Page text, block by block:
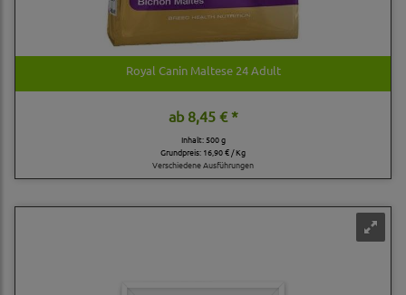
Royal Canin Maltese 24 Adult
ab8,45 € *
Inhalt: 500 g
Grundpreis: 16,90 € / Kg
Verschiedene Ausführungen